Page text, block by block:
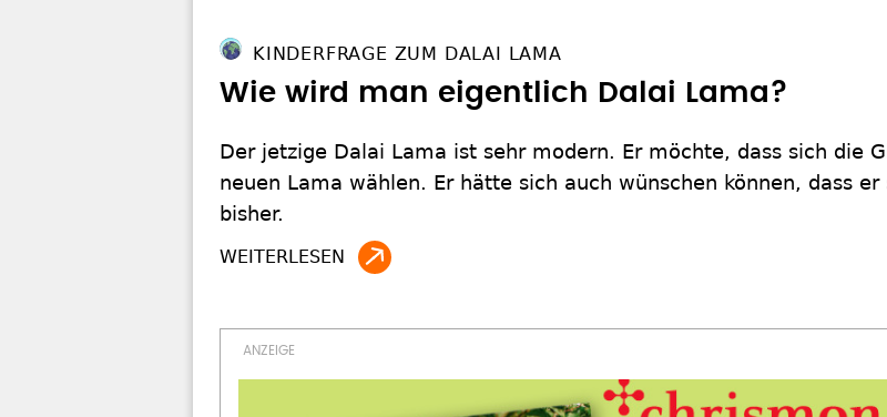
KINDERFRAGE ZUM DALAI LAMA
Wie wird man eigentlich Dalai Lama?
Der jetzige Dalai Lama ist sehr modern. Er möchte, dass sich die
neuen Lama wählen. Er hätte sich auch wünschen können, dass
bisher.